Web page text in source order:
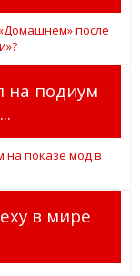
на подиум
в мире